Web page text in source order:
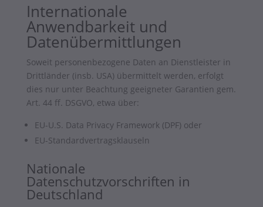
Internationale
Anwendbarkeit und
Datenübermittlungen
Soweit personenbezogene Daten an Dienstleister in
Drittländer (insb. USA) übermittelt werden, erfolgt
dies nur unter Beachtung geeigneter Garantien gem.
Art. 44 ff. DSGVO, etwa über:
EU-U.S. Data Privacy Framework (DPF) oder
EU-Standardvertragsklauseln
Nationale
Datenschutzvorschriften in
Deutschland